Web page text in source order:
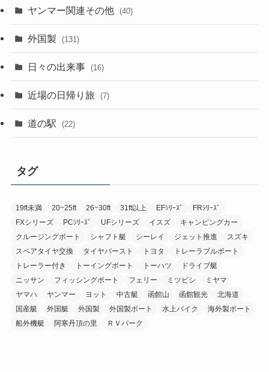
ヤンマー関連その他 (40)
外国製 (131)
日々の出来事 (16)
近場の日帰り旅 (7)
道の駅 (22)
タグ
19ft未満 20~25ft 26~30ft 31ft以上 EFｼﾘｰｽﾞ
FRｼﾘｰｽﾞ
FXシリーズ
PCｼﾘｰｽﾞ UFシリーズ イスズ
キャンピングカー
クルージングボート
シャフト艇 シーレイ ジェット推進
スズキ
スペアタイヤ交換
タイヤバースト トヨタ
トレーラブルボート
トレーラー付き
トーイングボート トーハツ
ドライブ艇
ニッサン
フィッシングボート フェリー ミツビシ
ミヤマ
ヤマハ
ヤンマー ヨット 中古艇 函館山 函館観光
北海道
国産艇
外国艇 外国製 外国製ボート 水上バイク
海外製ボート
船外機艇
阿寒丹頂の里 ＲＶパーク